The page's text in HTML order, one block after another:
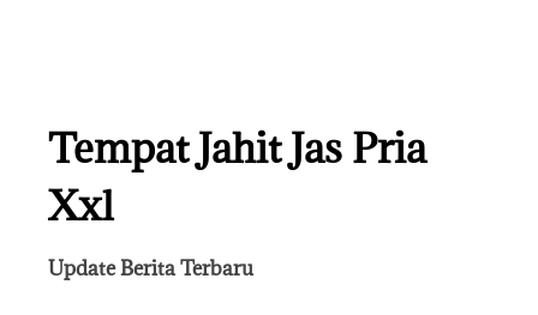
Tempat Jahit Jas Pria
Xxl
Update Berita Terbaru